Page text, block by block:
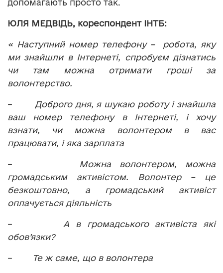
допомагають просто так.
ЮЛЯ МЕДВІДЬ, кореспондент ІНТБ:
« Наступний номер телефону – робота, яку
ми знайшли в Інтернеті, спробуєм дізнатись
чи там можна отримати гроші за
волонтерство.
– Доброго дня, я шукаю роботу і знайшла
ваш номер телефону в Інтернеті, і хочу
взнати, чи можна волонтером в вас
працювати, і яка зарплата
– Можна волонтером, можна
громадським активістом. Волонтер – це
безкоштовно, а громадський активіст
оплачується діяльність
– А в громадського активіста які
обов’язки?
– Те ж саме, що в волонтера